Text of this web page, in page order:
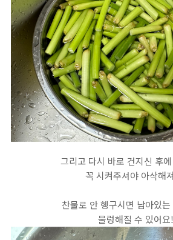
그리고 다시 바로 건지신 후
꼭 시켜주셔야 아삭해
찬물로 안 헹구시면 남아있
물렁해질 수 있어요!